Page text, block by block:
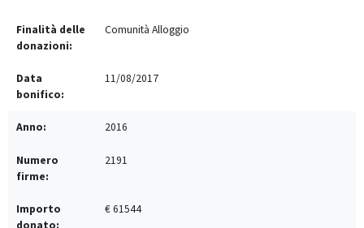
Comunità Alloggio
11/08/2017
2016
2191
€ 61544